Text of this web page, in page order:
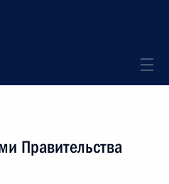
Правительства